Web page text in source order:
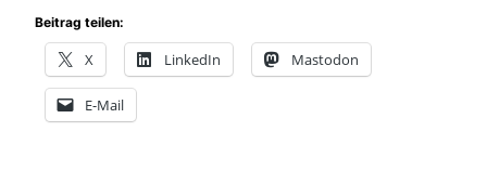
Beitrag teilen:
X LinkedIn Mastodon
E-Mail